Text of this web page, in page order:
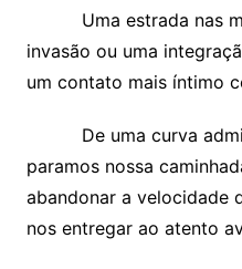
Uma estrada nas
invasão ou uma
um contato mais íntimo
De uma curva
paramos nossa
abandonar a velocidade
nos entregar ao atento